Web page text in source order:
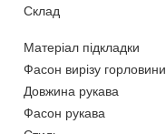
Склад
Матеріал підкладки
Фасон вирізу горловини
Довжина рукава
Фасон рукава